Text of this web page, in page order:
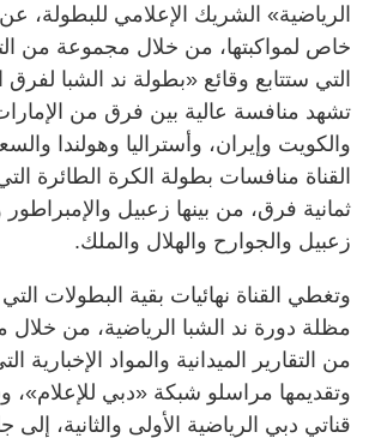
الرياضية» الشريك الإعلامي للبطولة،
خاص لمواكبتها، من خلال مجموعة من
التي ستتابع وقائع «بطولة ند الشبا لفرق
تشهد منافسة عالية بين فرق من
والكويت وإيران، وأستراليا وهولندا
القناة منافسات بطولة الكرة الطائرة
ثمانية فرق، من بينها زعبيل والإمبراطور
زعبيل والجوارح والهلال والملك.
وتغطي القناة نهائيات بقية البطولات
مظلة دورة ند الشبا الرياضية، من
من التقارير الميدانية والمواد الإخبارية
وتقديمها مراسلو شبكة «دبي للإعلام»،
قناتي دبي الرياضية الأولى والثانية، إلى